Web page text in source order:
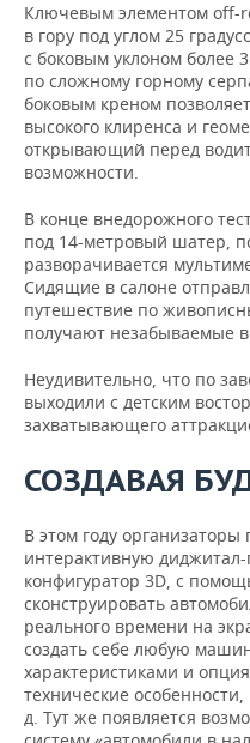
Ключевым элементом off-
в гору под углом 25
с боковым уклоном более
по сложному горному
боковым креном
высокого клиренса и
открывающий перед
возможности.
В конце внедорожного
под 14-метровый шатер,
разворачивается
Сидящие в салоне
путешествие по
получают незабываемые
Неудивительно, что по
выходили с детским
захватывающего
СОЗДАВАЯ
В этом году
интерактивную
конфигуратор 3D, с
сконструировать
реального времени на
создать себе любую
характеристиками и
технические
д. Тут же появляется